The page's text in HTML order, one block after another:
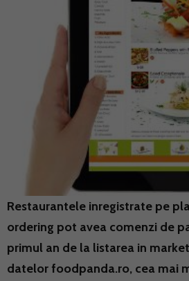
Restaurantele inregistrate pe
ordering pot avea comenzi de
primul an de la listarea in
datelor foodpanda.ro, cea mai